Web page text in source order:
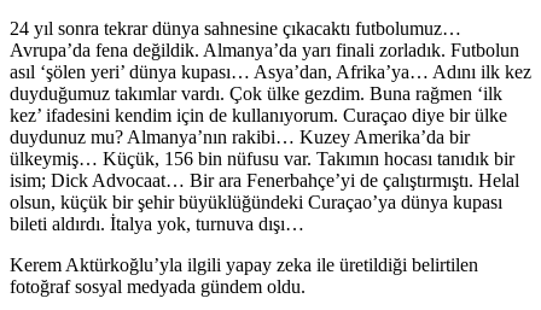
24 yıl sonra tekrar dünya sahnesine çıkacaktı futbolumuz…
Avrupa’da fena değildik. Almanya’da yarı finali zorladık. Futbolun
asıl ‘şölen yeri’ dünya kupası… Asya’dan, Afrika’ya… Adını ilk kez
duyduğumuz takımlar vardı. Çok ülke gezdim. Buna rağmen ‘ilk
kez’ ifadesini kendim için de kullanıyorum. Curaçao diye bir ülke
duydunuz mu? Almanya’nın rakibi… Kuzey Amerika’da bir
ülkeymiş… Küçük, 156 bin nüfusu var. Takımın hocası tanıdık bir
isim; Dick Advocaat… Bir ara Fenerbahçe’yi de çalıştırmıştı. Helal
olsun, küçük bir şehir büyüklüğündeki Curaçao’ya dünya kupası
bileti aldırdı. İtalya yok, turnuva dışı…
Kerem Aktürkoğlu’yla ilgili yapay zeka ile üretildiği belirtilen
fotoğraf sosyal medyada gündem oldu.